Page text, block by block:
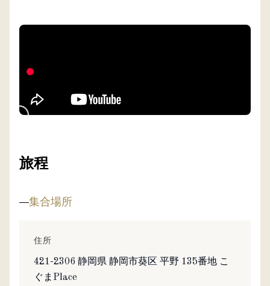
旅程
集合場所
住所
421-2306 静岡県 静岡市葵区 平野 135番地 こ
ぐまPlace